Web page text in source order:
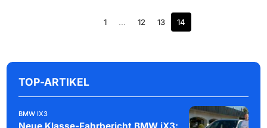
1 … 12 13 14
TOP-ARTIKEL
BMW IX3